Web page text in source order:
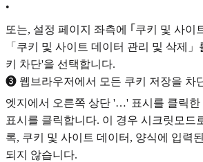
•
또는, 설정 페이지 좌측에 ｢쿠키 및 사이
「쿠키 및 사이트 데이터 관리 및 삭제
키 차단'을 선택합니다.
❸ 웹브라우저에서 모든 쿠키 저장을 차
엣지에서 오른쪽 상단 '…' 표시를 클릭한
표시를 클릭합니다. 이 경우 시크릿모드
록, 쿠키 및 사이트 데이터, 양식에 입력
되지 않습니다.